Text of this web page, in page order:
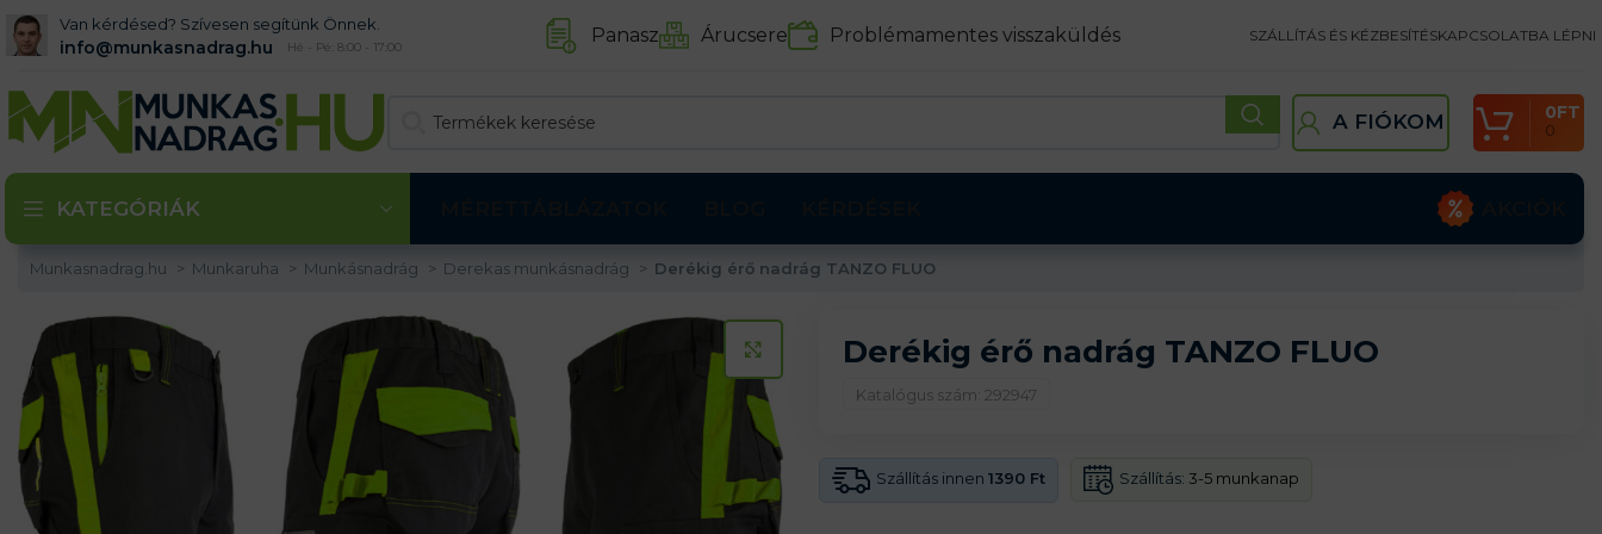
Van kérdésed? Szívesen segítünk Önnek.
info@munkasnadrag.hu Hé - Pé: 8:00 - 17:00 Panasz Árucsere Problémamentes visszaküldés SZÁLLÍTÁS ÉS KÉZBESÍTÉSKAPCSOLATBA LÉPNI
A FIÓKOM 0
0FT
KATEGÓRIÁK
Munkasnadrag.hu Munkaruha Munkásnadrág Derekas munkásnadrág Derékig érő nadrág TANZO FLUO
KATTINTS A KINAGYÍTÁSHOZ
Derékig érő nadrág TANZO FLUO
Katalógus szám: 292947
Szállítás innen 1390 Ft Szállítás: 3-5 munkanap